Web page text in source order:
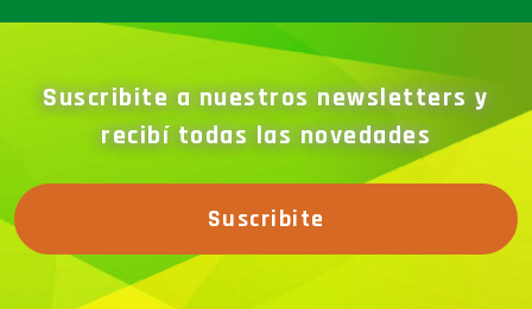
Suscribite a nuestros newsletters y
recibí todas las novedades
Suscribite